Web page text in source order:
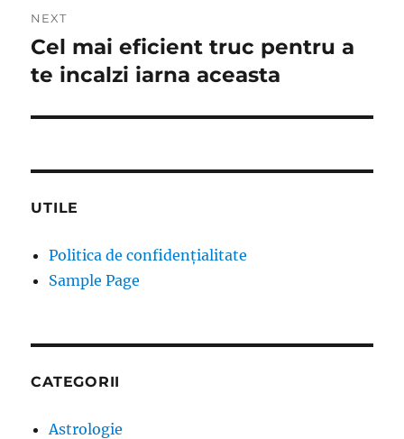
NEXT
Next
post:
Cel mai eficient truc pentru a
te incalzi iarna aceasta
UTILE
Politica de confidențialitate
Sample Page
CATEGORII
Astrologie